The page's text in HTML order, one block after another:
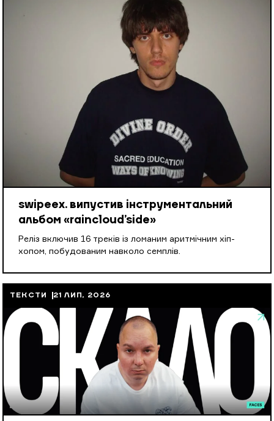
swipeex. випустив інструментальний
альбом «raincloud’side»
Реліз включив 16 треків із ломаним аритмічним хіп-
хопом, побудованим навколо семплів.
ТЕКСТИ 21 ЛИП, 2026